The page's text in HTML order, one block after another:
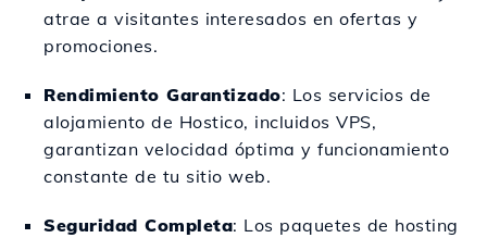
atrae a visitantes interesados en ofertas y
promociones.
Rendimiento Garantizado: Los servicios de
alojamiento de Hostico, incluidos VPS,
garantizan velocidad óptima y funcionamiento
constante de tu sitio web.
Seguridad Completa: Los paquetes de hosting